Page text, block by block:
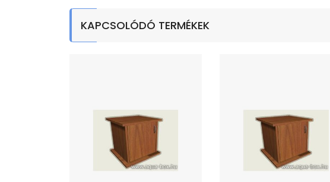
KAPCSOLÓDÓ TERMÉKEK